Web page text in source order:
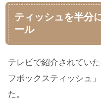
ティッシュを半分
ール
テレビで紹介されてい
フボックスティッシュ
た。